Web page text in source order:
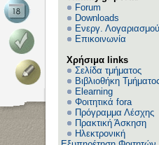
Forum
Downloads
Ενεργ. Λογαριασμού
Επικοινωνία
Χρήσιμα links
Σελίδα τμήματος
Βιβλιοθήκη
Elearning
Φοιτητικά fora
Πρόγραμμα Λέσχης
Πρακτική Άσκηση
Ηλεκτρονική